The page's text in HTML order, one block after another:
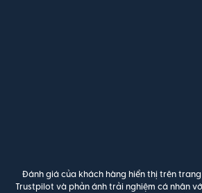
Đánh giá của khách hàng hiển thị trên
Trustpilot và phản ánh trải nghiệm cá nhân